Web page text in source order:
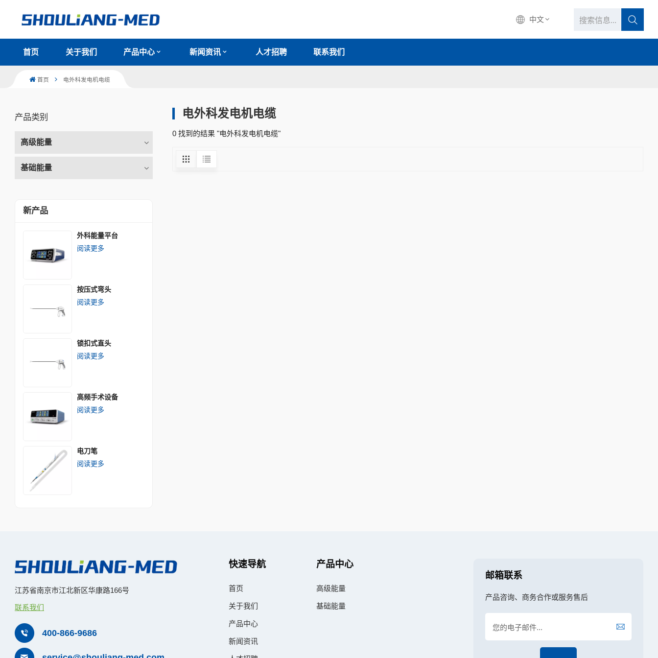
中文
中文
首页 关于我们 产品中心 新闻资讯 人才招聘 联系我们
首页 电外科发电机电缆
产品类别
高级能量
基础能量
新产品
外科能量平台
阅读更多
按压式弯头
阅读更多
锁扣式直头
阅读更多
高频手术设备
阅读更多
电刀笔
阅读更多
电外科发电机电缆
0 找到的结果 "电外科发电机电缆"
江苏省南京市江北新区华康路166号
联系我们
400-866-9686
快速导航
首页
关于我们
产品中心
新闻资讯
产品中心
高级能量
基础能量
邮箱联系
产品咨询、商务合作或服务售后